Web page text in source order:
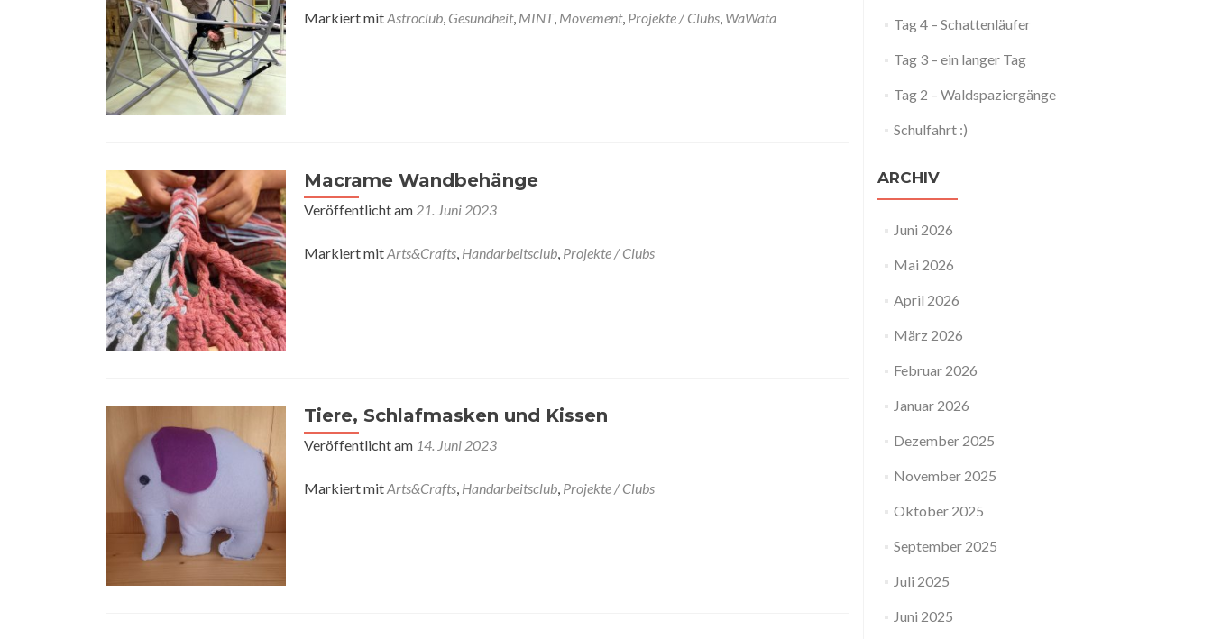
Markiert mitAstroclub, Gesundheit, MINT, Movement, Projekte / Clubs, WaWata
Macrame Wandbehänge
Veröffentlicht am 21. Juni 2023
Markiert mitArts&Crafts, Handarbeitsclub, Projekte / Clubs
Tiere, Schlafmasken und Kissen
Veröffentlicht am 14. Juni 2023
Markiert mitArts&Crafts, Handarbeitsclub, Projekte / Clubs
Tag 4 – Schattenläufer
Tag 3 – ein langer Tag
Tag 2 – Waldspaziergänge
Schulfahrt :)
ARCHIV
Juni 2026
Mai 2026
April 2026
März 2026
Februar 2026
Januar 2026
Dezember 2025
November 2025
Oktober 2025
September 2025
Juli 2025
Juni 2025